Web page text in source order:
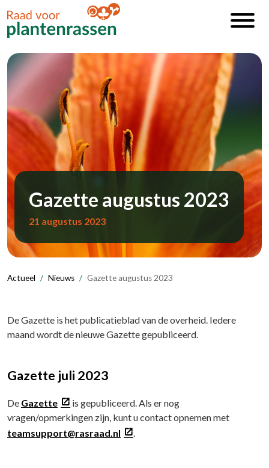
Gazette augustus 2023
21 augustus 2023
Actueel Nieuws Gazette augustus 2023
De Gazette is het publicatieblad van de overheid. Iedere
maand wordt de nieuwe Gazette gepubliceerd.
Gazette juli 2023
De Gazette
is gepubliceerd. Als er nog
vragen/opmerkingen zijn, kunt u contact opnemen met
teamsupport@rasraad.nl
.